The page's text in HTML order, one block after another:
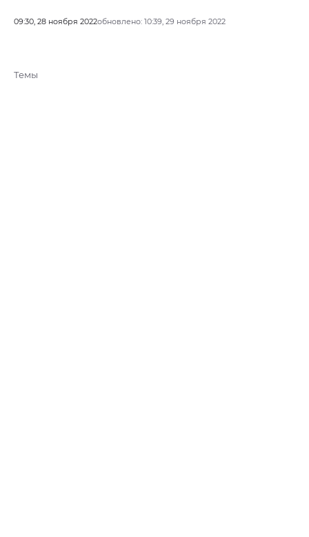
09:30, 28 ноября 2022обновлено: 10:39, 29 ноября 2022
Темы